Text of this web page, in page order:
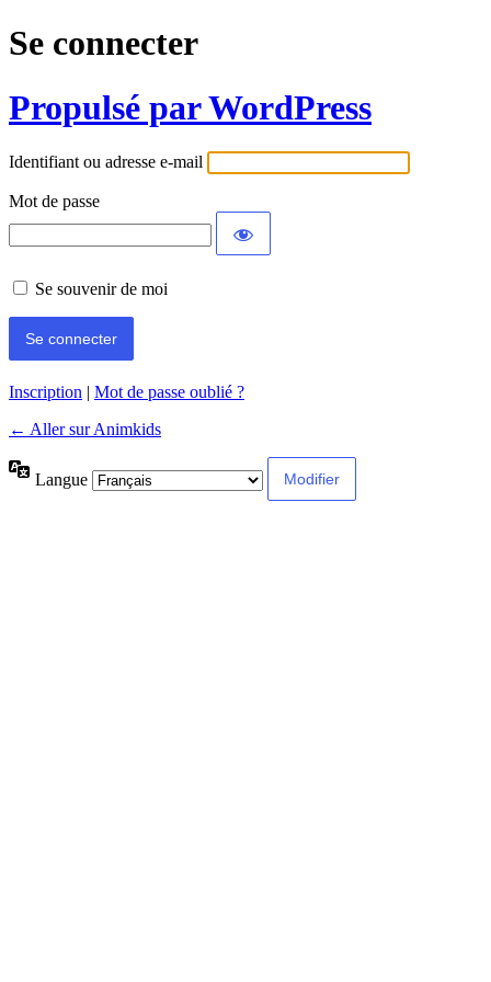
Se connecter
Propulsé par WordPress
Identifiant ou adresse e-mail
Mot de passe
Se souvenir de moi
Inscription | Mot de passe oublié ?
← Aller sur Animkids
Langue